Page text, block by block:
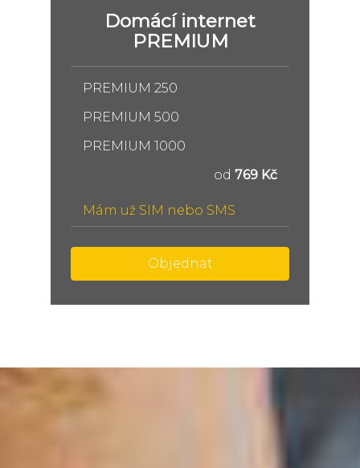
Domácí internet
PREMIUM
PREMIUM 250
PREMIUM 500
PREMIUM 1000
od 769 Kč
Mám už SIM nebo SMS
Objednat